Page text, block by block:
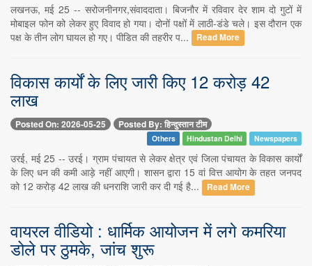
लखनऊ, मई 25 -- सरोजनीनगर,संवाददाता। बिजनौर में रविवार देर शाम दो गुटों में
मोबाइल फोन को लेकर हुए विवाद हो गया। दोनों पक्षों में लाठी-डंडे चले। इस दौरान एक
पक्ष के तीन लोग घायल हो गए। पीडित की तहरीर प...
Read More
विकास कार्यों के लिए जारी किए 12 करोड़ 42
लाख
Posted On: 2026-05-25 Posted By: हिन्दुस्तान टीम
Others Hindustan Delhi Newspapers
उरई, मई 25 -- उरई। ग्राम पंचायत से लेकर क्षेत्र एवं जिला पंचायत के विकास कार्यों
के लिए धन की कमी आड़े नहीं आएगी। शासन द्वारा 15 वां वित्त आयोग के तहत जनपद
को 12 करोड़ 42 लाख की धनराशि जारी कर दी गई है...
Read More
वायरल वीडियो : धार्मिक आयोजन में लगे कमरिया
डोले पर ठुमके, जांच शुरू